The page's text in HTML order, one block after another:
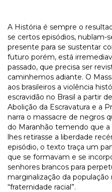
A História é sempre o
se certos episódios, nublam-
presente para se sustentar
futuro porém, está
passado, que precisa ser
caminhemos adiante. O
aos brasileiros a violência
escravidão no Brasil a partir
Abolição da Escravatura e a
narra o massacre de negros
do Maranhão temendo que
lhes retirasse a liberdade
episódio, o texto traça um
que se formavam e se
senhores brancos para
marginalização da
“fraternidade racial”.